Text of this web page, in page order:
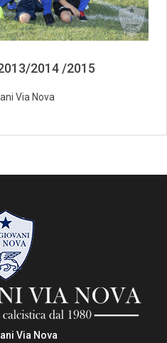
2014 /2015
Via Nova
Hoti
Fiaschi
Pucillo
Shahaj
Pisani
Pace
Bonaguidi
Chiarotti
Begotti
Starnella
Pesce
Fausto
Via Nova